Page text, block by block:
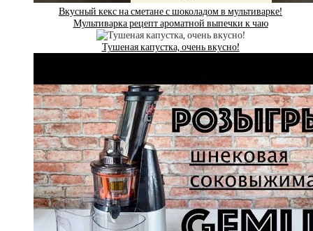
Вкусный кекс на сметане с шоколадом в мультиварке!
Мультиварка рецепт ароматной выпечки к чаю
Тушеная капустка, очень вкусно!